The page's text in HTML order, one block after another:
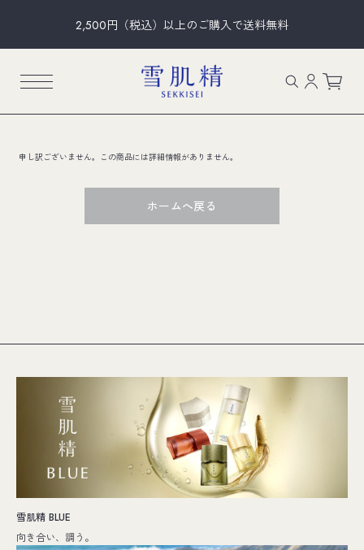
2,500円（税込）以上のご購入で送料無料
申し訳ございません。この商品には詳細情報がありません。
ホームへ戻る
雪肌精 BLUE
向き合い、調う。